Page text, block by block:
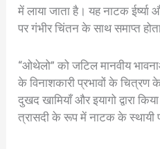
में लाया जाता है। यह नाटक ईर्ष्या
पर गंभीर चिंतन के साथ समाप्त
“ओथेलो” को जटिल मानवीय
के विनाशकारी प्रभावों के चित्रण
दुखद खामियाँ और इयागो द्वारा
त्रासदी के रूप में नाटक के स्थायी